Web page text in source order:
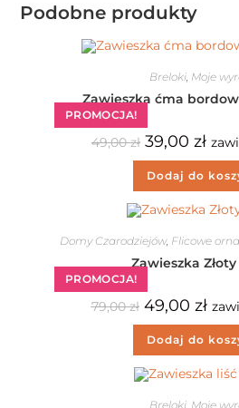
Podobne produkty
PROMOCJA!
Breloki, Moje
Zawieszka ćma
49,00zł 39,00 zł
Dodaj do
PROMOCJA!
Domy Czarodziejów, Flicowe
Zawieszka
79,00zł 49,00 zł
Dodaj do
Breloki, Moje